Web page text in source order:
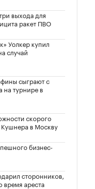
выхода для
ракет ПВО
Уолкер купил
случай
сыграют с
турнире в
скорого
Кушнера в Москву
бизнес-
сторонников,
ареста